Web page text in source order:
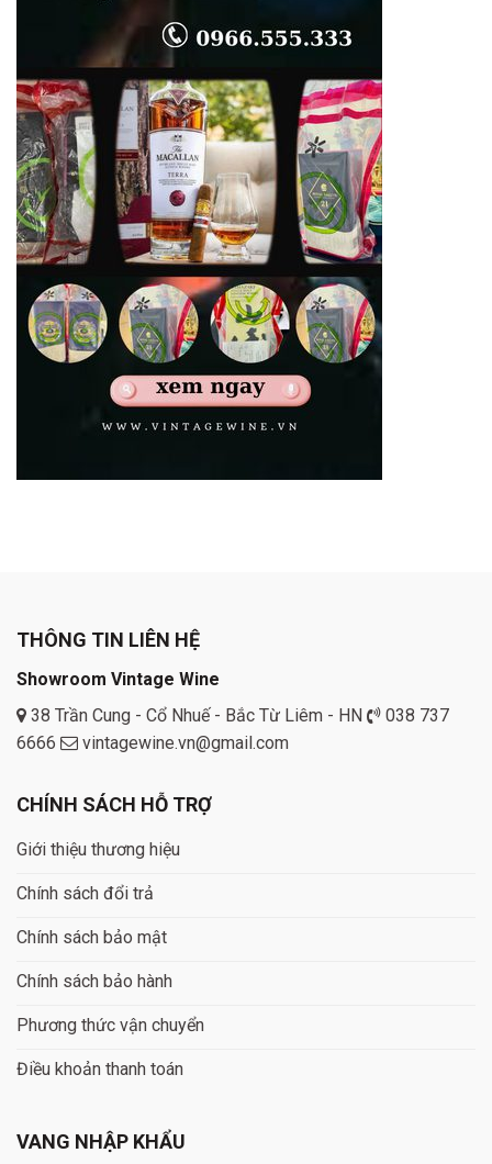
THÔNG TIN LIÊN HỆ
Showroom Vintage Wine
38 Trần Cung - Cổ Nhuế - Bắc Từ Liêm - HN
038 737
6666
vintagewine.vn@gmail.com
CHÍNH SÁCH HỖ TRỢ
Giới thiệu thương hiệu
Chính sách đổi trả
Chính sách bảo mật
Chính sách bảo hành
Phương thức vận chuyển
Điều khoản thanh toán
VANG NHẬP KHẨU